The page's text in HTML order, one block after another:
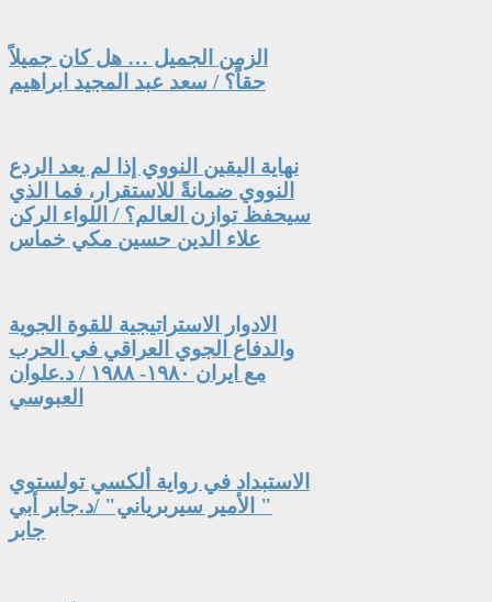
الزمن الجميل … هل كان جميلاً
حقاً؟ / سعد عبد المجيد ابراهيم
نهاية اليقين النووي إذا لم يعد الردع
النووي ضمانةً للاستقرار، فما الذي
سيحفظ توازن العالم؟ / اللواء الركن
علاء الدين حسين مكي خماس
الادوار الاستراتيجية للقوة الجوية
والدفاع الجوي العراقي في الحرب
مع ايران ١٩٨٠- ١٩٨٨ / د.علوان
العبوسي
الاستبداد في رواية ألكسي تولستوي
" الأمير سيربرياني" /د.جابر أبي
جابر